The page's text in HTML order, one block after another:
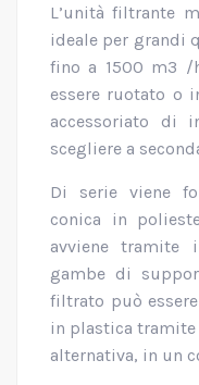
L’unità filtrante
ideale per grandi
fino a 1500 m3
essere ruotato o
accessoriato di
scegliere a
Di serie viene
conica in
avviene tramite
gambe di
filtrato può
in plastica
alternativa, in un